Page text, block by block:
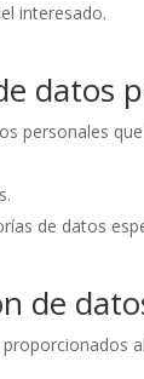
interesado.
datos
personales
de datos
de